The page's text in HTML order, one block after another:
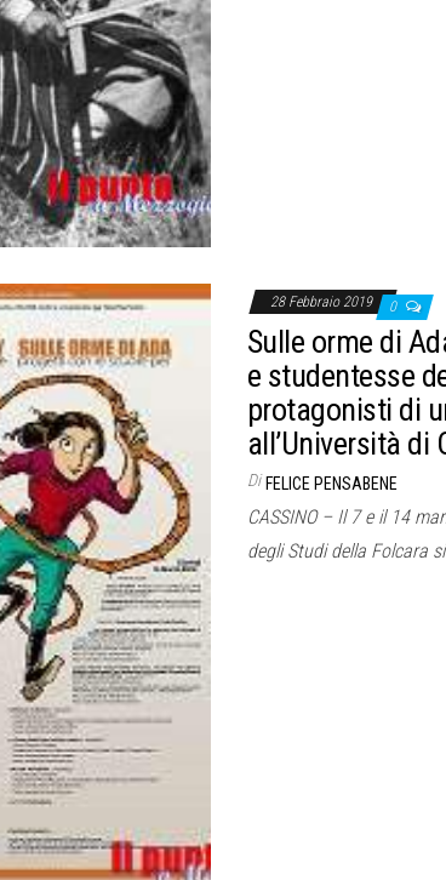
28 Febbraio 2019 0
Sulle orme di
e studentesse
protagonisti di
all’Università di
Di FELICE PENSABENE
CASSINO – Il 7 e il 14
degli Studi della Folcara